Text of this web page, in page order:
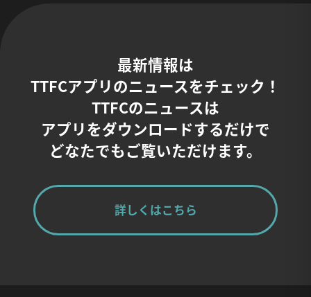
最新情報は
TTFCアプリのニュースをチェック！
TTFCのニュースは
アプリをダウンロードするだけで
どなたでもご覧いただけます。
詳しくはこちら